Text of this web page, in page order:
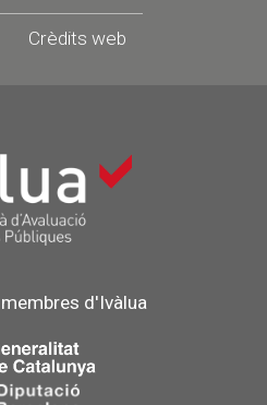
Crèdits web
d'Ivàlua